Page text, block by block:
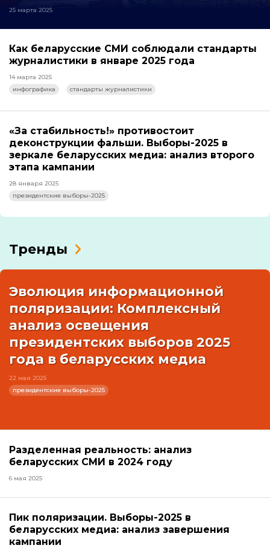
25 марта 2025
Как беларусские СМИ соблюдали стандарты
журналистики в январе 2025 года
14 марта 2025
инфографика
стандарты журналистики
«За стабильность!» противостоит
деконструкции фальши. Выборы-2025 в
зеркале беларусских медиа: анализ второго
этапа кампании
28 января 2025
президентские выборы-2025
Тренды
Эволюция информационной
поляризации: Комплексный
анализ освещения
президентских выборов 2025
года в беларусских медиа
22 мая 2025
президентские выборы-2025
Разделенная реальность: анализ
беларусских СМИ в 2024 году
6 мая 2025
Пик поляризации. Выборы-2025 в
беларусских медиа: анализ завершения
кампании